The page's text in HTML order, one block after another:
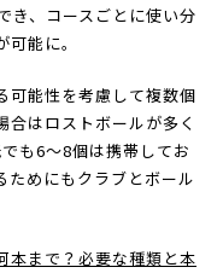
き、コースごとに使い分
能に。
可能性を考慮して複数個
はロストボールが多く
も6〜8個は携帯してお
ためにもクラブとボール
本まで？必要な種類と本